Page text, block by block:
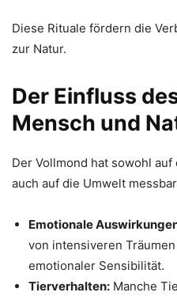
Diese Rituale fördern die
zur Natur.
Der Einfluss
Mensch und
Der Vollmond hat sowohl
auch auf die Umwelt
Emotionale
von intensiveren
emotionaler Sensibilität.
Tierverhalten: Manche